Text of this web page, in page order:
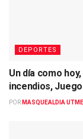
DEPORTES
Un día como
incendios,
POR MASQUEALDIA